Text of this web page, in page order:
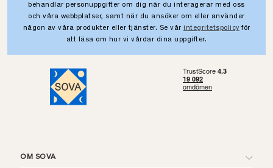
behandlar personuppgifter om dig när du interagerar med oss
och våra webbplatser, samt när du ansöker om eller använder
någon av våra produkter eller tjänster. Se vår integritetspolicy för
att läsa om hur vi vårdar dina uppgifter.
OM SOVA